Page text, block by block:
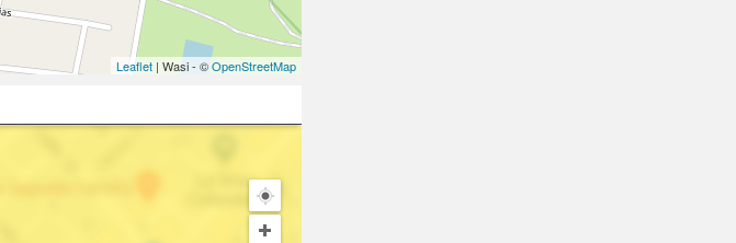
Leaflet| Wasi - ©OpenStreetMap